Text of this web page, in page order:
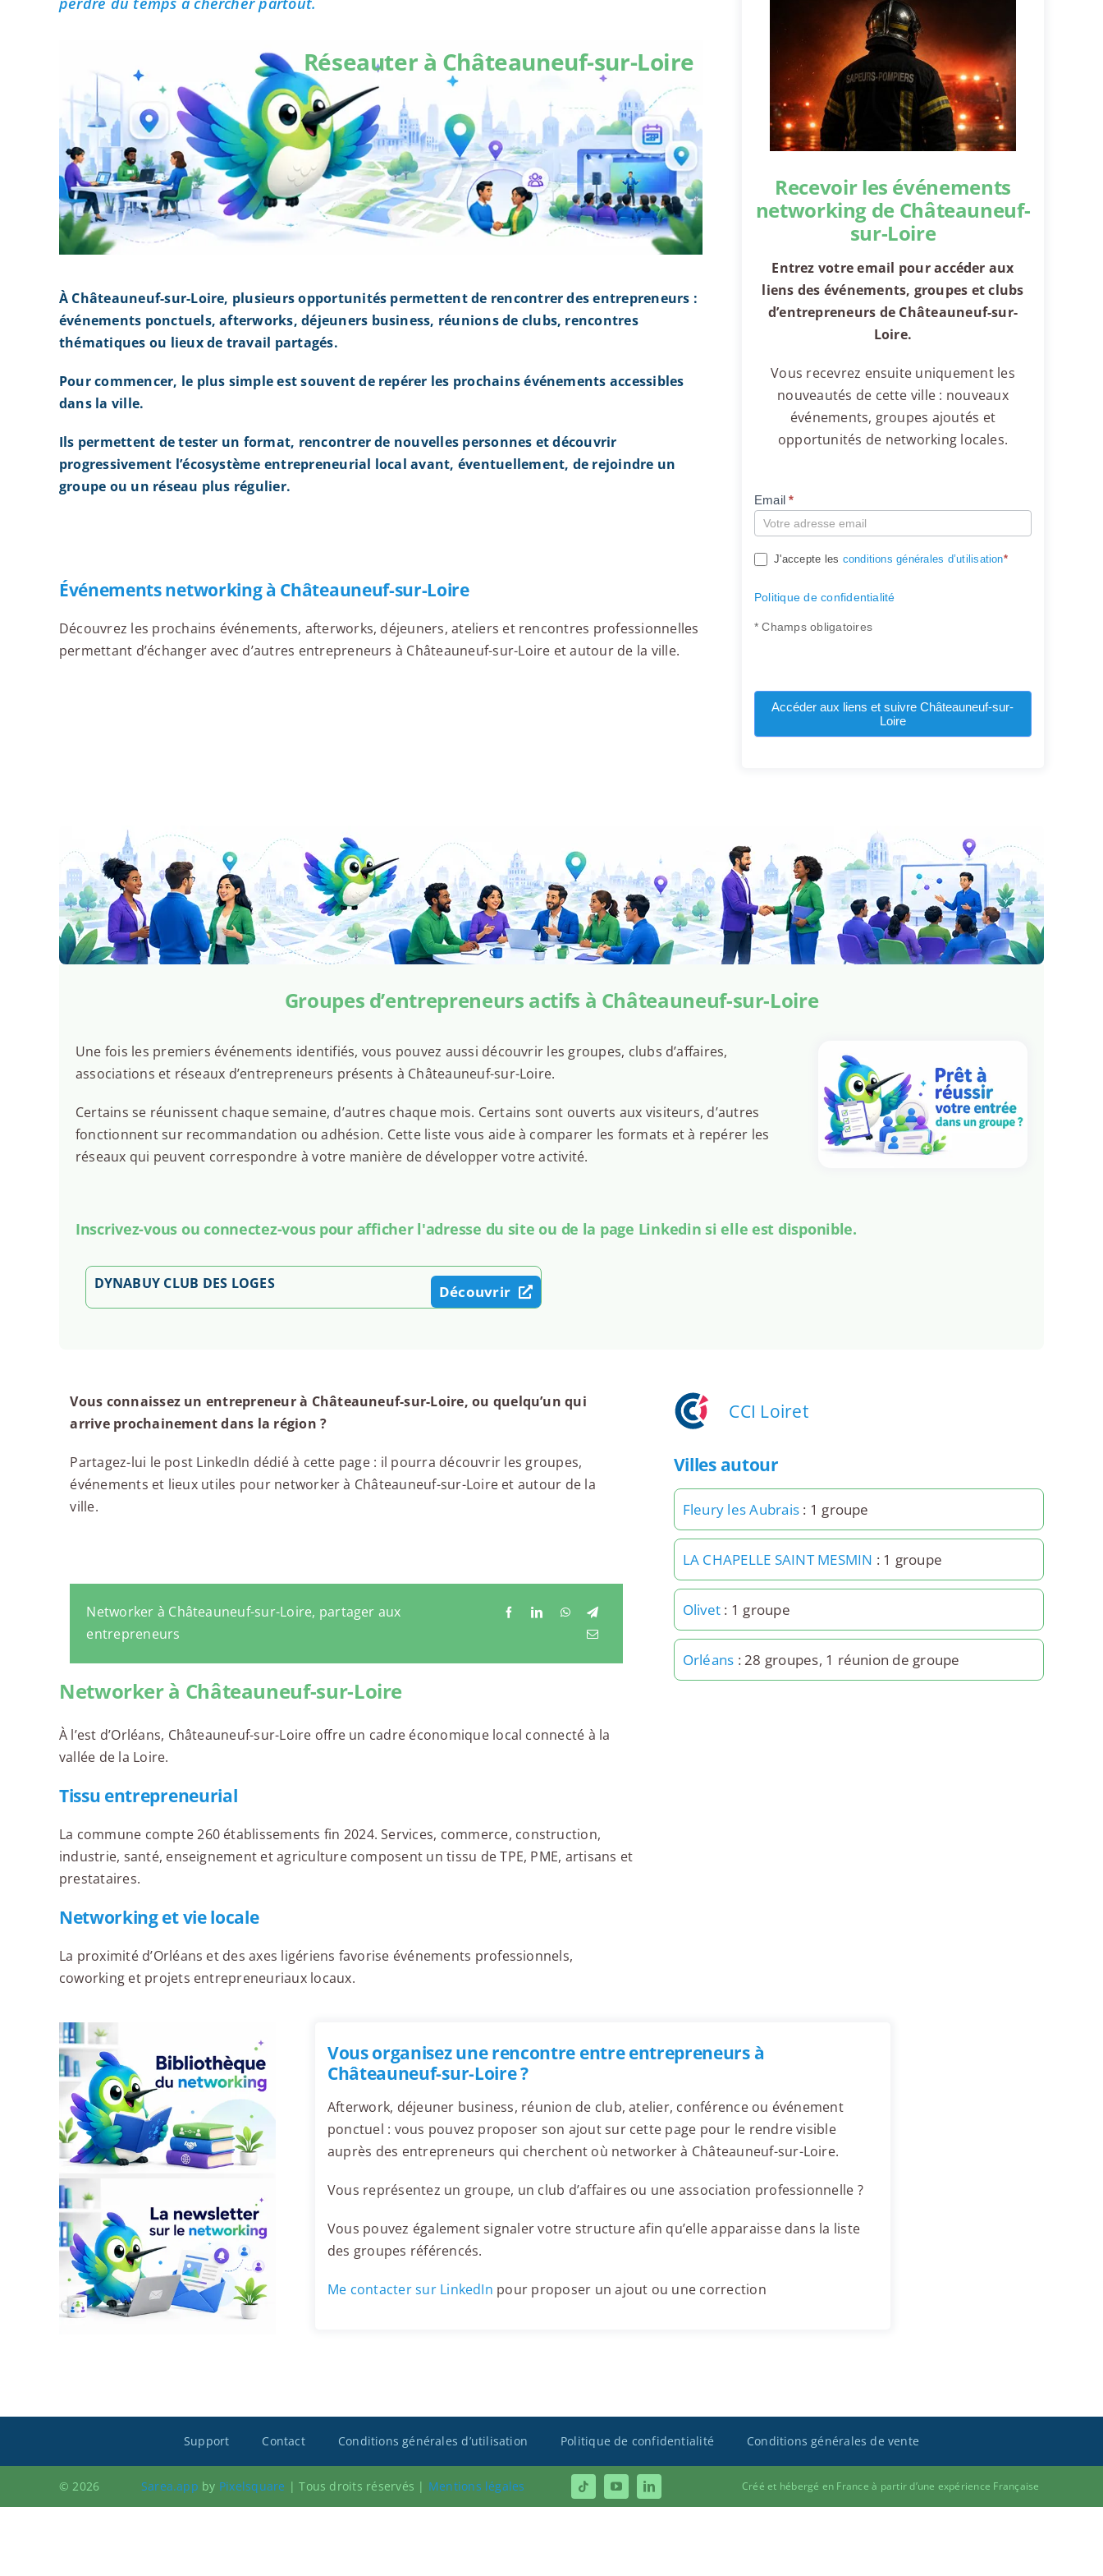
Réseauter à Châteauneuf-sur-Loire
À Châteauneuf-sur-Loire, plusieurs opportunités permettent de rencontrer des entrepreneurs :
événements ponctuels, afterworks, déjeuners business, réunions de clubs, rencontres
thématiques ou lieux de travail partagés.
Pour commencer, le plus simple est souvent de repérer les prochains événements accessibles
dans la ville.
Ils permettent de tester un format, rencontrer de nouvelles personnes et découvrir
progressivement l’écosystème entrepreneurial local avant, éventuellement, de rejoindre un
groupe ou un réseau plus régulier.
Événements networking à Châteauneuf-sur-Loire
Découvrez les prochains événements, afterworks, déjeuners, ateliers et rencontres professionnelles
permettant d’échanger avec d’autres entrepreneurs à Châteauneuf-sur-Loire et autour de la ville.
Recevoir les événements
networking de Châteauneuf-
sur-Loire
Entrez votre email pour accéder aux
liens des événements, groupes et clubs
d’entrepreneurs de Châteauneuf-sur-
Loire.
Vous recevrez ensuite uniquement les
nouveautés de cette ville : nouveaux
événements, groupes ajoutés et
opportunités de networking locales.
Compte
Email*
J'accepte les conditions générales d’utilisation*
Politique de confidentialité
* Champs obligatoires
Accéder aux liens et suivre Châteauneuf-sur-
Loire
Groupes d’entrepreneurs actifs à Châteauneuf-sur-Loire
Une fois les premiers événements identifiés, vous pouvez aussi découvrir les groupes, clubs d’affaires,
associations et réseaux d’entrepreneurs présents à Châteauneuf-sur-Loire.
Certains se réunissent chaque semaine, d’autres chaque mois. Certains sont ouverts aux visiteurs, d’autres
fonctionnent sur recommandation ou adhésion. Cette liste vous aide à comparer les formats et à repérer les
réseaux qui peuvent correspondre à votre manière de développer votre activité.
Inscrivez-vous ou connectez-vous pour afficher l'adresse du site ou de la page Linkedin si elle est disponible.
DYNABUY CLUB DES LOGES Découvrir
Vous connaissez un entrepreneur à Châteauneuf-sur-Loire, ou quelqu’un qui
arrive prochainement dans la région ?
Partagez-lui le post LinkedIn dédié à cette page : il pourra découvrir les groupes,
événements et lieux utiles pour networker à Châteauneuf-sur-Loire et autour de la
ville.
Networker à Châteauneuf-sur-Loire, partager aux
entrepreneurs
Networker à Châteauneuf-sur-Loire
À l’est d’Orléans, Châteauneuf-sur-Loire offre un cadre économique local connecté à la
vallée de la Loire.
Tissu entrepreneurial
La commune compte 260 établissements fin 2024. Services, commerce, construction,
industrie, santé, enseignement et agriculture composent un tissu de TPE, PME, artisans et
prestataires.
Networking et vie locale
La proximité d’Orléans et des axes ligériens favorise événements professionnels,
coworking et projets entrepreneuriaux locaux.
CCI Loiret
Villes autour
Fleury les Aubrais : 1 groupe
LA CHAPELLE SAINT MESMIN : 1 groupe
Olivet : 1 groupe
Orléans : 28 groupes, 1 réunion de groupe
Vous organisez une rencontre entre entrepreneurs à
Châteauneuf-sur-Loire ?
Afterwork, déjeuner business, réunion de club, atelier, conférence ou événement
ponctuel : vous pouvez proposer son ajout sur cette page pour le rendre visible
auprès des entrepreneurs qui cherchent où networker à Châteauneuf-sur-Loire.
Vous représentez un groupe, un club d’affaires ou une association professionnelle ?
Vous pouvez également signaler votre structure afin qu’elle apparaisse dans la liste
des groupes référencés.
Me contacter sur LinkedIn pour proposer un ajout ou une correction
Support Contact Conditions générales d’utilisation Politique de confidentialité Conditions générales de vente
© 2026 Sarea.app by Pixelsquare |Tous droits réservés | Mentions légales Créé et hébergé en France à partir d’une expérience Française